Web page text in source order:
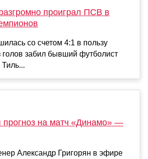
проиграл ПСВ в
со счетом 4:1 в пользу
голов забил бывший футболист
прогноз на матч «Динамо» —
Александр Григорян в эфире